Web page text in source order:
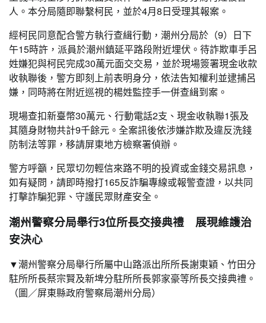
人。本分局隨即聯繫柯民，並於4月8日受理其報案。
經柯民同意配合警方執行查緝行動，潮州分局於（9）日下
午15時許，派員於潮州鎮延平路段附近埋伏。待詐欺車手呂
姓嫌犯與柯民完成30萬元面交交易，並於現場簽署現金收款
收執聯後，警方即刻上前表明身分，依法告知權利並逮捕呂
嫌，同時將在附近巡視的楊姓監控手一併查緝到案。
現場查扣新臺幣30萬元、行動電話2支、現金收執聯1張及
其隨身財物共計9千餘元。全案訊後依涉嫌詐欺及違反洗錢
防制法等罪，移請屏東地方檢察署偵辦。
警方呼籲，民眾切勿輕信來路不明的投資或金錢交易訊息，
如有疑問，請即時撥打165反詐騙專線或報警查證，以共同
打擊詐騙犯罪、守護民眾財產安全。
潮州警察分局舉行3位所長交接典禮 展現維護治
安決心
▼潮州警察分局舉行所屬中山路派出所所長謝東穎、竹田分
駐所所長蔡宗賢及新埤分駐所所長郭家豪等所長交接典禮。
（圖／屏東縣政府警察局潮州分局）